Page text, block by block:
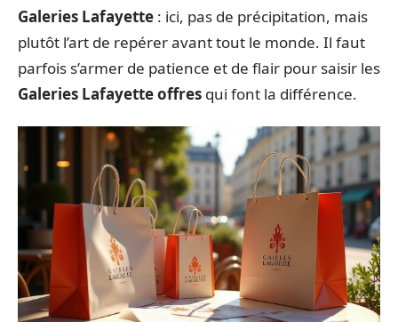
Galeries Lafayette : ici, pas de précipitation, mais
plutôt l’art de repérer avant tout le monde. Il faut
parfois s’armer de patience et de flair pour saisir les
Galeries Lafayette offres qui font la différence.